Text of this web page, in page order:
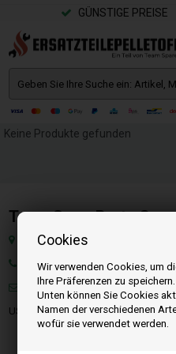
Cookies
Wir verwenden Cookies, um
Ihre Präferenzen zu speichern.
Unten können Sie Cookies
Namen der verschiedenen
wofür sie verwendet werden.
GÜNSTIGE PREISE
Keine Produkte gefunden
Team SpareParts
Klejsgaardvej 19A, Dk-7130
Tel: +49 40 299 99274
Mail:
USt-IdNr. : DK-35862803